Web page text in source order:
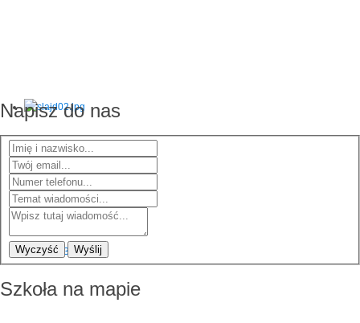
Napisz do nas
Wyczyść Wyślij
Szkoła na mapie